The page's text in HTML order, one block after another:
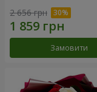
2 656 грн
Замовити